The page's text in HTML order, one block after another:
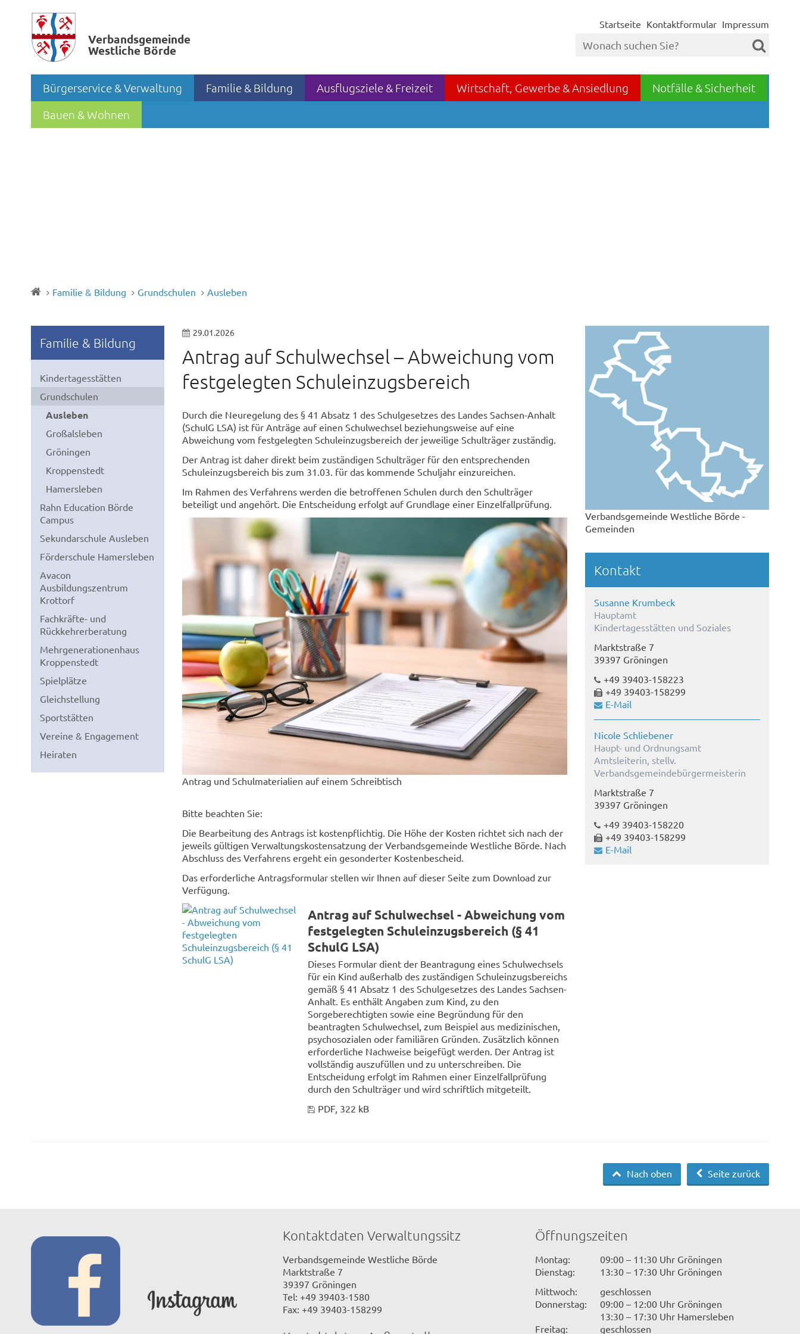
Verbands­gemeinde
Westliche Börde
Startseite Kontaktformular Impressum
Bürgerservice & Verwaltung Familie & Bildung Ausflugsziele & Freizeit Wirtschaft, Gewerbe & Ansiedlung
Notfälle & Sicherheit
Bauen & Wohnen
Familie & Bildung Grundschulen Ausleben
Familie & Bildung
Kindertagesstätten
Grundschulen
Ausleben
Großalsleben
Gröningen
Kroppenstedt
Hamersleben
Rahn Education Börde
Campus
Sekundarschule Ausleben
Förderschule Hamersleben
Avacon
Ausbildungszentrum
Krottorf
Fachkräfte- und
Rückkehrerberatung
Mehrgenerationenhaus
Kroppenstedt
Spielplätze
Gleichstellung
Sportstätten
Vereine & Engagement
Heiraten
29.01.2026
Antrag auf Schulwechsel – Abweichung vom
festgelegten Schuleinzugsbereich
Durch die Neuregelung des § 41 Absatz 1 des Schulgesetzes des Landes Sachsen-Anhalt
(SchulG LSA) ist für Anträge auf einen Schulwechsel beziehungsweise auf eine
Abweichung vom festgelegten Schuleinzugsbereich der jeweilige Schulträger zuständig.
Der Antrag ist daher direkt beim zuständigen Schulträger für den entsprechenden
Schuleinzugsbereich bis zum 31.03. für das kommende Schuljahr einzureichen.
Im Rahmen des Verfahrens werden die betroffenen Schulen durch den Schulträger
beteiligt und angehört. Die Entscheidung erfolgt auf Grundlage einer Einzelfallprüfung.
Antrag und Schulmaterialien auf einem Schreibtisch
Bitte beachten Sie:
Die Bearbeitung des Antrags ist kostenpflichtig. Die Höhe der Kosten richtet sich nach der
jeweils gültigen Verwaltungskostensatzung der Verbandsgemeinde Westliche Börde. Nach
Abschluss des Verfahrens ergeht ein gesonderter Kostenbescheid.
Das erforderliche Antragsformular stellen wir Ihnen auf dieser Seite zum Download zur
Verfügung.
Antrag auf Schulwechsel - Abweichung vom
festgelegten Schuleinzugsbereich (§ 41
SchulG LSA)
Dieses Formular dient der Beantragung eines Schulwechsels
für ein Kind außerhalb des zuständigen Schuleinzugsbereichs
gemäß § 41 Absatz 1 des Schulgesetzes des Landes Sachsen-
Anhalt. Es enthält Angaben zum Kind, zu den
Sorgeberechtigten sowie eine Begründung für den
beantragten Schulwechsel, zum Beispiel aus medizinischen,
psychosozialen oder familiären Gründen. Zusätzlich können
erforderliche Nachweise beigefügt werden. Der Antrag ist
vollständig auszufüllen und zu unterschreiben. Die
Entscheidung erfolgt im Rahmen einer Einzelfallprüfung
durch den Schulträger und wird schriftlich mitgeteilt.
PDF, 322 kB
Verbandsgemeinde Westliche Börde -
Gemeinden
Kontakt
Susanne Krumbeck
Hauptamt
Kindertagesstätten und Soziales
Marktstraße 7
39397 Gröningen
+49 39403-158223
+49 39403-158299
E-Mail
Nicole Schliebener
Haupt- und Ordnungsamt
Amtsleiterin, stellv.
Verbandsgemeindebürgermeisterin
Marktstraße 7
39397 Gröningen
+49 39403-158220
+49 39403-158299
E-Mail
Seite zurück
Nach oben
Kontaktdaten Verwaltungssitz
Verbandsgemeinde Westliche Börde
Marktstraße 7
39397 Gröningen
Tel: +49 39403-1580
Fax: +49 39403-158299
Öffnungszeiten
Montag:
09:00 – 11:30 Uhr Gröningen
Dienstag:
13:30 – 17:30 Uhr Gröningen
Mittwoch:
geschlossen
Donnerstag:
09:00 – 12:00 Uhr Gröningen
13:30 – 17:30 Uhr Hamersleben
Freitag:
geschlossen